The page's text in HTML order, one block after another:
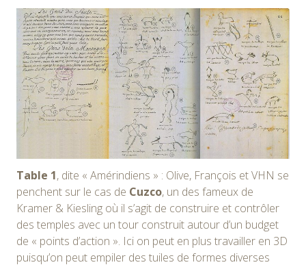
Table 1, dite « Amérindiens » : Olive, François et VHN se
penchent sur le cas de Cuzco, un des fameux de
Kramer & Kiesling où il s’agit de construire et contrôler
des temples avec un tour construit autour d’un budget
de « points d’action ». Ici on peut en plus travailler en 3D
puisqu’on peut empiler des tuiles de formes diverses